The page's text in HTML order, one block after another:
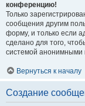
конференцию!
Только
сообщения другим
форму, и только если
сделано для того,
системой анонимными
Вернуться к началу
Создание